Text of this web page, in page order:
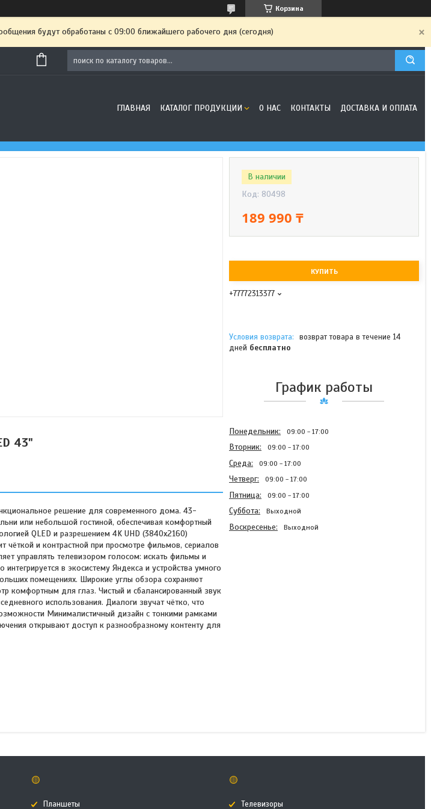
Корзина
будут обработаны с 09:00 ближайшего рабочего дня (сегодня)
ГЛАВНАЯ КАТАЛОГ ПРОДУКЦИИ О НАС КОНТАКТЫ ДОСТАВКА И ОПЛАТА
43"
решение для современного дома. 43-
или небольшой гостиной, обеспечивая комфортный
QLED и разрешением 4K UHD (3840x2160)
и контрастной при просмотре фильмов, сериалов
управлять телевизором голосом: искать фильмы и
в экосистему Яндекса и устройства умного
помещениях. Широкие углы обзора сохраняют
комфортным для глаз. Чистый и сбалансированный звук
использования. Диалоги звучат чётко, что
Минималистичный дизайн с тонкими рамками
открывают доступ к разнообразному контенту для
В наличии
Код: 80498
189 990 ₸
КУПИТЬ
+77772313377
возврат товара в течение 14
дней бесплатно
График работы
Понедельник 09:00 17:00
Вторник 09:00 17:00
Среда 09:00 17:00
Четверг 09:00 17:00
Пятница 09:00 17:00
Суббота Выходной
Воскресенье Выходной
🟡
Планшеты
🟡
Телевизоры